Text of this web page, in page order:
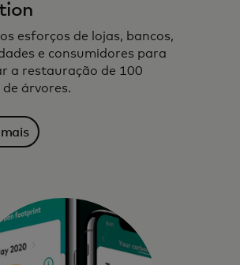
esforços de lojas, bancos,
e consumidores para
a restauração de 100
de árvores.